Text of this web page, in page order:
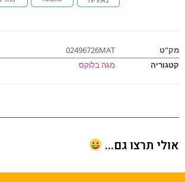
02496726MAT
מגה בלוקס
תרצו גם...